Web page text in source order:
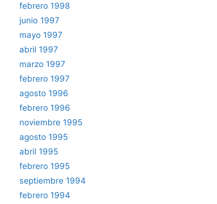
febrero 1998
junio 1997
mayo 1997
abril 1997
marzo 1997
febrero 1997
agosto 1996
febrero 1996
noviembre 1995
agosto 1995
abril 1995
febrero 1995
septiembre 1994
febrero 1994